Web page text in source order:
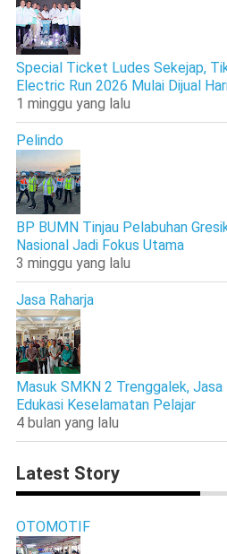
Special Ticket Ludes Sekejap,
Electric Run 2026 Mulai Dijual
1 minggu yang lalu
Pelindo
BP BUMN Tinjau Pelabuhan
Nasional Jadi Fokus Utama
3 minggu yang lalu
Jasa Raharja
Masuk SMKN 2 Trenggalek, Jasa
Edukasi Keselamatan Pelajar
4 bulan yang lalu
Latest Story
OTOMOTIF